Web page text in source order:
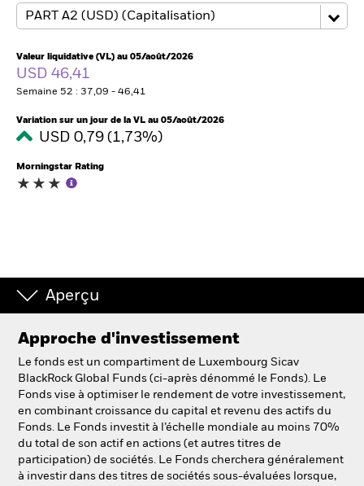
Thèmes
ETFs & Fonds indiciels
Documents
Intermédiaires financiers.
BlackRock
Aladdin
Notre société
Valeur liquidative (VL) au 05/août/2026
USD 46,41
Semaine 52 : 37,09 - 46,41
Variation sur un jour de la VL au 05/août/2026
USD 0,79 (1,73%)
Morningstar Rating
Aperçu
Approche d'investissement
Le fonds est un compartiment de Luxembourg Sicav
BlackRock Global Funds (ci-après dénommé le Fonds). Le
Fonds vise à optimiser le rendement de votre investissement,
en combinant croissance du capital et revenu des actifs du
Fonds. Le Fonds investit à l’échelle mondiale au moins 70%
du total de son actif en actions (et autres titres de
participation) de sociétés. Le Fonds cherchera généralement
à investir dans des titres de sociétés sous-évaluées lorsque,